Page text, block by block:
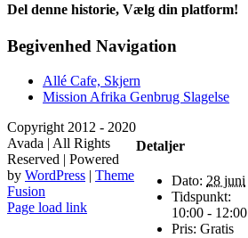
Del denne historie, Vælg din platform!
Facebook
X
Reddit
LinkedIn
Tumblr
Pinterest
Vk
E-
mail
Begivenhed Navigation
Allé Cafe, Skjern
Mission Afrika Genbrug Slagelse
Detaljer
Dato: 28 juni
Tidspunkt:
10:00 - 12:00
Pris: Gratis
Copyright 2012 - 2020
Avada | All Rights
Reserved | Powered
by WordPress | Theme
Fusion
Facebook
X
Instagram
Pinterest
Page load link